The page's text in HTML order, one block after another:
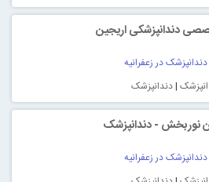
دندانپزشکی اریجین
دندانپزشک در زعفرانیه
|دندانپزشک
نوربخش - دندانپزشک
دندانپزشک در زعفرانیه